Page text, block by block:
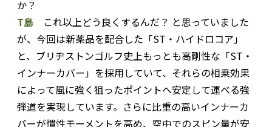
か？
T島 これ以上どう良くするんだ？ と思っていました
が、今回は新薬品を配合した「ST・ハイドロコア」
と、ブリヂストンゴルフ史上もっとも高剛性な「ST・
インナーカバー」を採用していて、それらの相乗効果
によって風に強く狙ったポイントへ安定して運べる強
弾道を実現しています。さらに比重の高いインナーカ
バーが慣性モーメントを高め、空中でのスピン量が安